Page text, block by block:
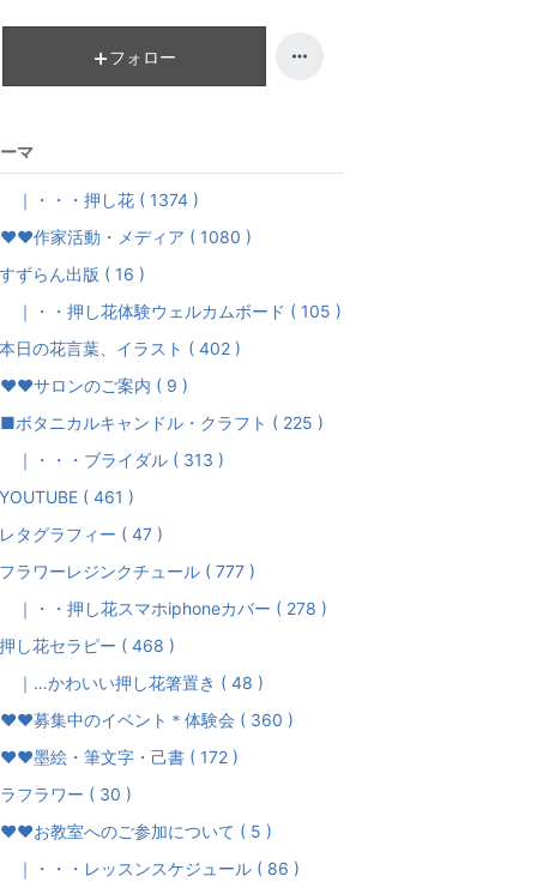
フォロー
マ
・・押し花 ( 1374 )
作家活動・メディア ( 1080 )
ずらん出版 ( 16 )
・押し花体験ウェルカムボード ( 105 )
日の花言葉、イラスト ( 402 )
サロンのご案内 ( 9 )
タニカルキャンドル・クラフト ( 225 )
・・ブライダル ( 313 )
( 461 )
タグラフィー ( 47 )
ラワーレジンクチュール ( 777 )
・押し花スマホiphoneカバー ( 278 )
し花セラピー ( 468 )
かわいい押し花箸置き ( 48 )
募集中のイベント＊体験会 ( 360 )
墨絵・筆文字・己書 ( 172 )
フラワー ( 30 )
お教室へのご参加について ( 5 )
・・レッスンスケジュール ( 86 )